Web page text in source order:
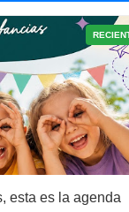
esta es la agenda